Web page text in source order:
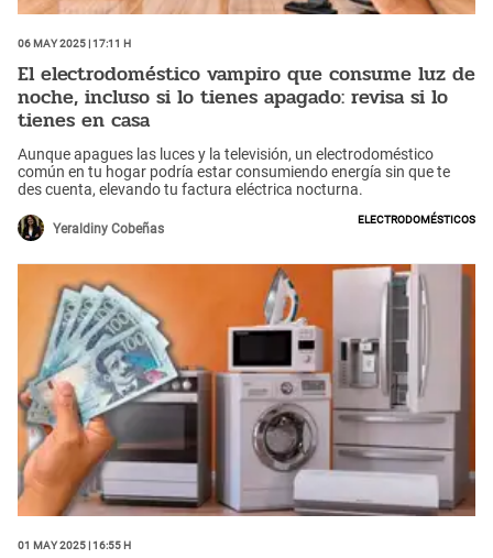
06 May 2025 | 17:11 h
El electrodoméstico vampiro que consume luz de
noche, incluso si lo tienes apagado: revisa si lo
tienes en casa
Aunque apagues las luces y la televisión, un electrodoméstico
común en tu hogar podría estar consumiendo energía sin que te
des cuenta, elevando tu factura eléctrica nocturna.
Yeraldiny Cobeñas
Electrodomésticos
01 May 2025 | 16:55 h